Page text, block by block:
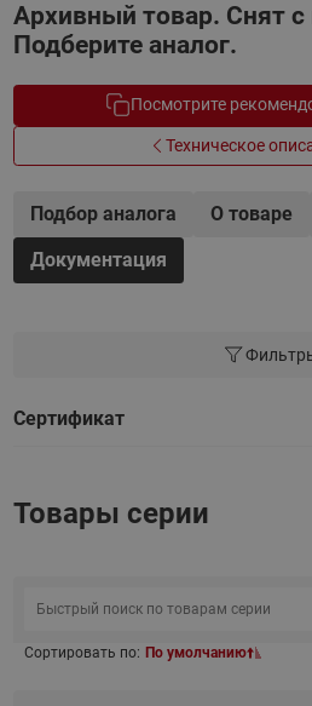
Архивный товар. Снят
Подберите аналог.
Посмотрите
Техническое
Подбор аналога О товаре
Документация
Сертификат
Товары серии
Сортировать по: По умолчанию